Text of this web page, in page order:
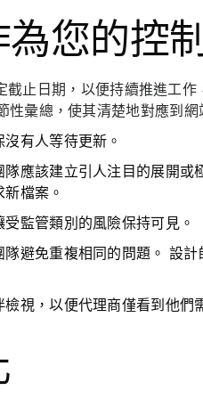
您的控
截止日期，以便持續推進工作
彙總，使其清楚地對應到網
有人等待更新。
應該建立引人注目的展開或
檔案。
監管類別的風險保持可見。
避免重複相同的問題。 設
視，以便代理商僅看到他們